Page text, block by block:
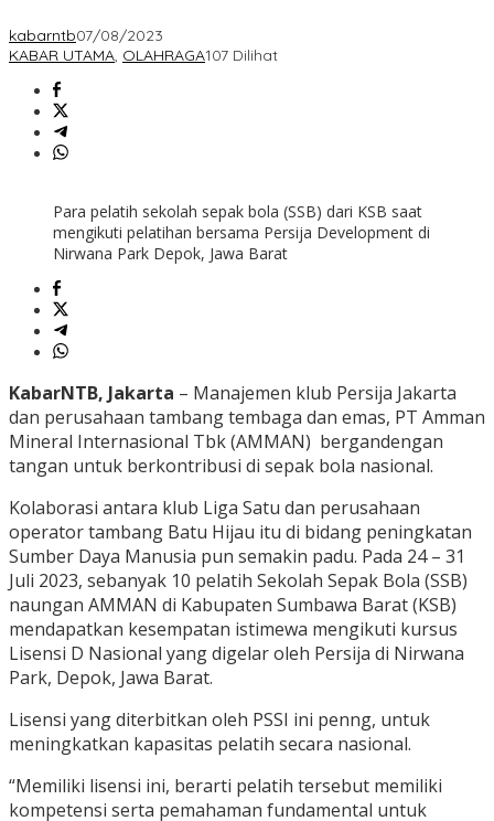
kabarntb07/08/2023
KABAR UTAMA, OLAHRAGA107 Dilihat
Para pelatih sekolah sepak bola (SSB) dari KSB saat
mengikuti pelatihan bersama Persija Development di
Nirwana Park Depok, Jawa Barat
KabarNTB, Jakarta – Manajemen klub Persija Jakarta
dan perusahaan tambang tembaga dan emas, PT Amman
Mineral Internasional Tbk (AMMAN) bergandengan
tangan untuk berkontribusi di sepak bola nasional.
Kolaborasi antara klub Liga Satu dan perusahaan
operator tambang Batu Hijau itu di bidang peningkatan
Sumber Daya Manusia pun semakin padu. Pada 24 – 31
Juli 2023, sebanyak 10 pelatih Sekolah Sepak Bola (SSB)
naungan AMMAN di Kabupaten Sumbawa Barat (KSB)
mendapatkan kesempatan istimewa mengikuti kursus
Lisensi D Nasional yang digelar oleh Persija di Nirwana
Park, Depok, Jawa Barat.
Lisensi yang diterbitkan oleh PSSI ini penng, untuk
meningkatkan kapasitas pelatih secara nasional.
“Memiliki lisensi ini, berarti pelatih tersebut memiliki
kompetensi serta pemahaman fundamental untuk